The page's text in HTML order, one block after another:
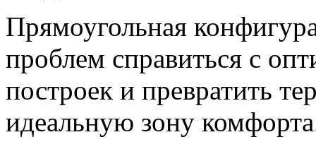
Прямоугольная
проблем справиться с
построек и превратить
идеальную зону